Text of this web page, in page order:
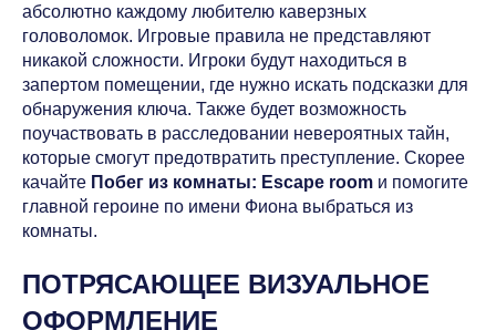
абсолютно каждому любителю каверзных
головоломок. Игровые правила не представляют
никакой сложности. Игроки будут находиться в
запертом помещении, где нужно искать подсказки для
обнаружения ключа. Также будет возможность
поучаствовать в расследовании невероятных тайн,
которые смогут предотвратить преступление. Скорее
качайте Побег из комнаты: Escape room и помогите
главной героине по имени Фиона выбраться из
комнаты.
ПОТРЯСАЮЩЕЕ ВИЗУАЛЬНОЕ
ОФОРМЛЕНИЕ